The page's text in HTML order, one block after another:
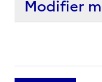
Modifier